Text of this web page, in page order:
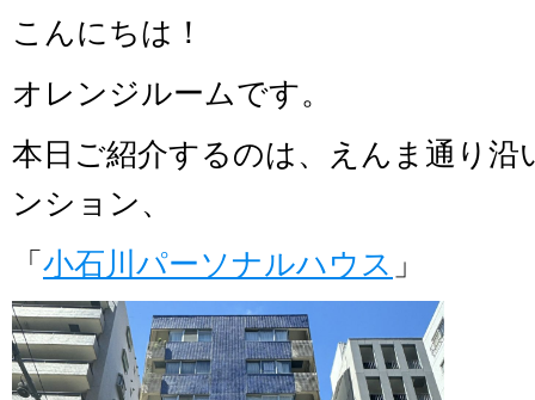
こんにちは！
オレンジルームです。
本日ご紹介するのは、えんま通り沿
ンション、
「 小石川パーソナルハウス 」